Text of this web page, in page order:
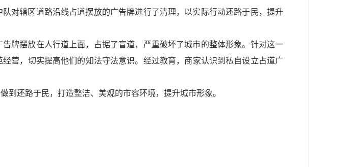
对辖区道路沿线占道摆放的广告牌进行了清理，以实际行动还路于民，提升
牌摆放在人行道上面，占据了盲道，严重破坏了城市的整体形象。针对这一
营，切实提高他们的知法守法意识。经过教育，商家认识到私自设立占道广
还路于民，打造整洁、美观的市容环境，提升城市形象。